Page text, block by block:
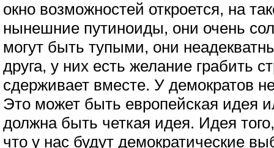
окно возможностей откроется, на
нынешние путиноиды, они очень
могут быть тупыми, они
друга, у них есть желание грабить
сдерживает вместе. У демократов
Это может быть европейская идея
должна быть четкая идея. Идея
что у нас будут демократические